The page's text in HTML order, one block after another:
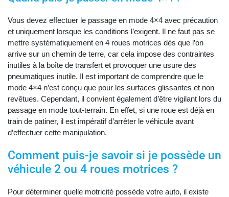
Vous devez effectuer le passage en mode 4×4 avec précaution
et uniquement lorsque les conditions l’exigent. Il ne faut pas se
mettre systématiquement en 4 roues motrices dès que l’on
arrive sur un chemin de terre, car cela impose des contraintes
inutiles à la boîte de transfert et provoquer une usure des
pneumatiques inutile. Il est important de comprendre que le
mode 4×4 n’est conçu que pour les surfaces glissantes et non
revêtues. Cependant, il convient également d’être vigilant lors du
passage en mode tout-terrain. En effet, si une roue est déjà en
train de patiner, il est impératif d’arrêter le véhicule avant
d’effectuer cette manipulation.
Comment puis-je savoir si je possède un
véhicule 2 ou 4 roues motrices ?
Pour déterminer quelle motricité possède votre auto, il existe